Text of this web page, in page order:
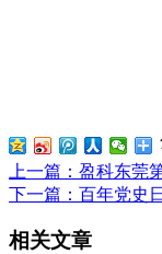
上一篇 ：盈科东莞
下一篇 ：百年党史
相关文章